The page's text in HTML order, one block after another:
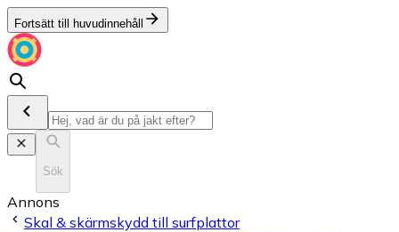
Fortsätt till huvudinnehåll
Sök
Annons
Skal & skärmskydd till surfplattor